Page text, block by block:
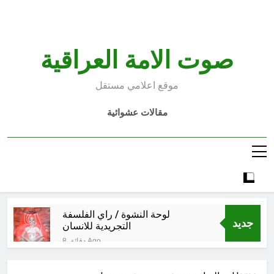
صوت الامة العراقية
موقع اعلامي مستقل
مقالات عشوائية
جديد
لوحة النشوة / راي الفلسفة
التجريدية للانسان
8 دقائق Ago